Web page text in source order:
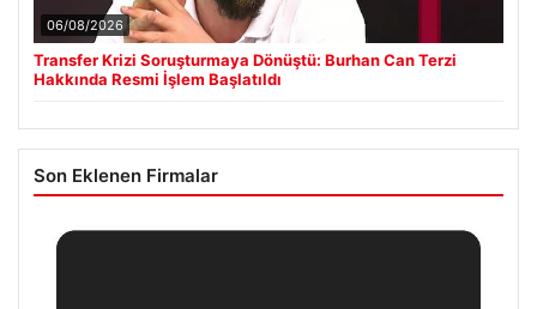
06/08/2026
Transfer Krizi Soruşturmaya Dönüştü: Burhan Can Terzi
Hakkında Resmi İşlem Başlatıldı
Son Eklenen Firmalar